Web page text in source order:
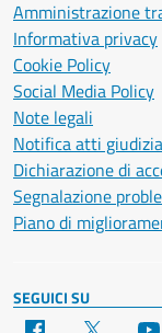
Amministrazione
Informativa privacy
Cookie Policy
Social Media Policy
Note legali
Notifica atti
Dichiarazione di
Segnalazione
Piano di
SEGUICI SU